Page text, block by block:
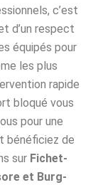
c’est
d’un respect
équipés pour
les plus
rapide
bloqué vous
pour une
bénéficiez de
sur Fichet-
et Burg-